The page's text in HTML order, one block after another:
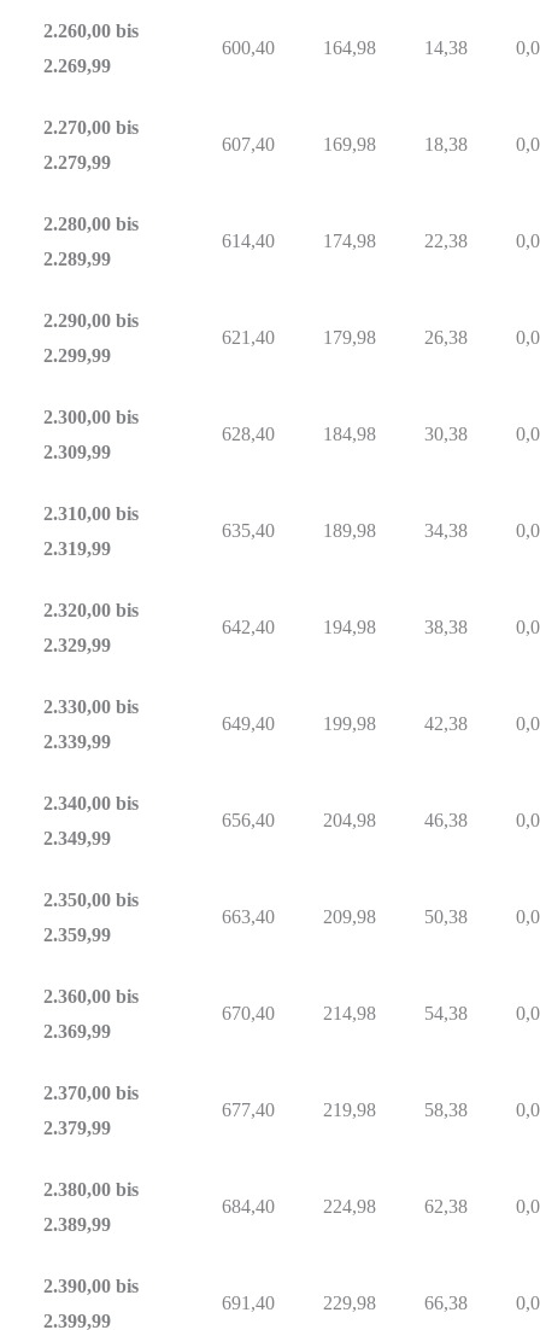
2.260,00 bis
2.269,99
600,40 164,98 14,38
2.270,00 bis
2.279,99
607,40 169,98 18,38
2.280,00 bis
2.289,99
614,40 174,98 22,38
2.290,00 bis
2.299,99
621,40 179,98 26,38
2.300,00 bis
2.309,99
628,40 184,98 30,38
2.310,00 bis
2.319,99
635,40 189,98 34,38
2.320,00 bis
2.329,99
642,40 194,98 38,38
2.330,00 bis
2.339,99
649,40 199,98 42,38
2.340,00 bis
2.349,99
656,40 204,98 46,38
2.350,00 bis
2.359,99
663,40 209,98 50,38
2.360,00 bis
2.369,99
670,40 214,98 54,38
2.370,00 bis
2.379,99
677,40 219,98 58,38
2.380,00 bis
2.389,99
684,40 224,98 62,38
2.390,00 bis
2.399,99
691,40 229,98 66,38